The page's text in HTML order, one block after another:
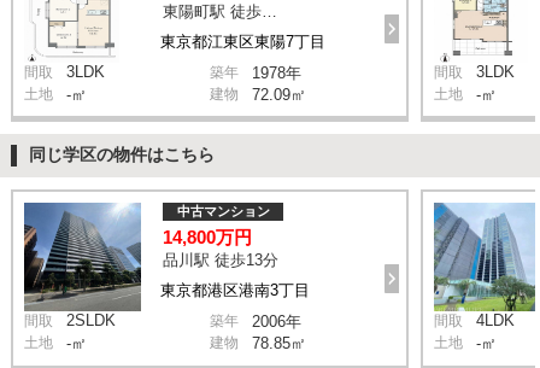
東京都江東区東陽7丁目
間取 3LDK 築年 1978年
土地 -㎡ 建物 72.09㎡
間取 3LDK
土地 -㎡
同じ学区の物件はこちら
東京都港区港南3丁目
中古マンション
14,800万円
品川駅 徒歩13分
間取 2SLDK 築年 2006年
土地 -㎡ 建物 78.85㎡
間取 4LDK
土地 -㎡